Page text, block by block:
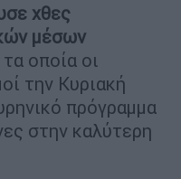
χθες
μέσων
οποία οι
την Κυριακή
πρόγραμμα
στην καλύτερη